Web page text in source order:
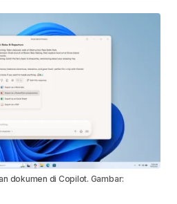
dokumen di Copilot. Gambar: